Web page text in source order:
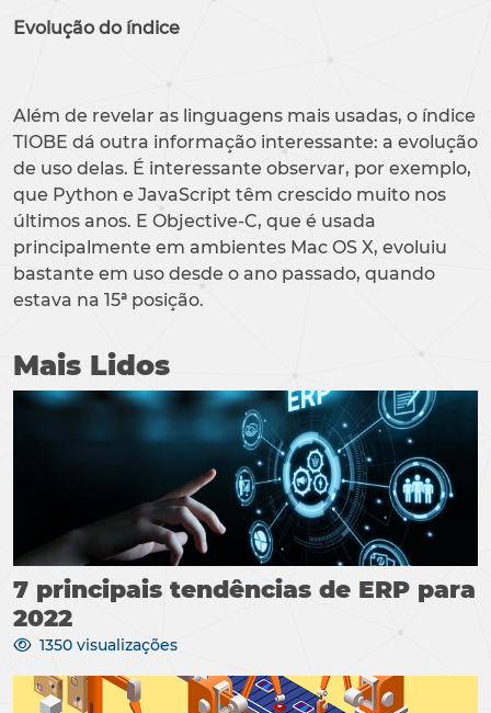
Evolução do índice
Além de revelar as linguagens mais usadas, o índice
TIOBE dá outra informação interessante: a evolução
de uso delas. É interessante observar, por exemplo,
que Python e JavaScript têm crescido muito nos
últimos anos. E Objective-C, que é usada
principalmente em ambientes Mac OS X, evoluiu
bastante em uso desde o ano passado, quando
estava na 15ª posição.
Mais Lidos
7 principais tendências de ERP para
2022
1350 visualizações